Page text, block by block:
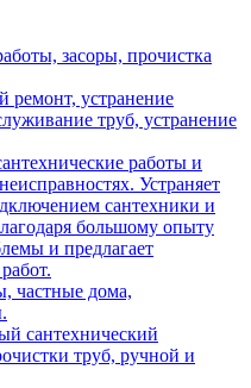
засоры, прочистка
ремонт, устранение
труб, устранение
работы и
Устраняет
сантехники и
большому опыту
и предлагает
частные дома,
сантехнический
труб, ручной и